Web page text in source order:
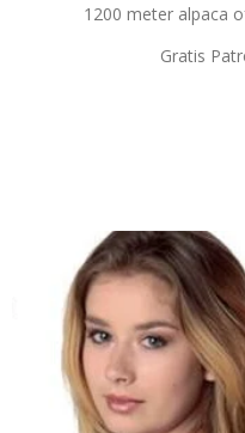
1200 meter alpaca
Gratis